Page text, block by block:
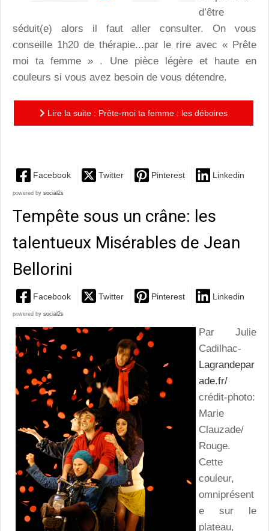
d’être
séduit(e) alors il faut aller consulter. On vous
conseille 1h20 de thérapie...par le rire avec « Prête
moi ta femme » . Une pièce légère et haute en
couleurs si vous avez besoin de vous détendre.
Lire la suite : Prête-moi ta femme : les déboires
Facebook Twitter Pinterest Linkedin
powered by social2s
Tempête sous un crâne: les
talentueux Misérables de Jean
Bellorini
Facebook Twitter Pinterest Linkedin
powered by social2s
Par Julie
Cadilhac-
Lagrandepar
ade.fr/
crédit-photo:
Marie
Clauzade/
Rouge.
Cette
couleur,
omniprésent
e sur le
plateau,